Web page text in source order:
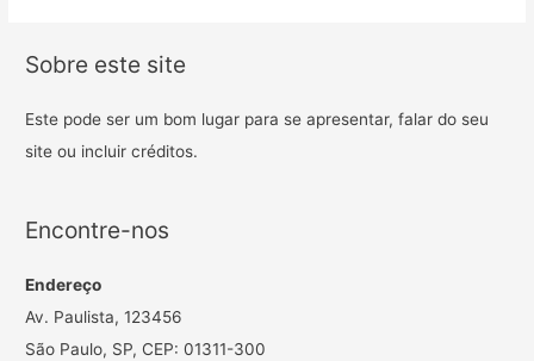
Sobre este site
Este pode ser um bom lugar para se apresentar, falar do seu
site ou incluir créditos.
Encontre-nos
Endereço
Av. Paulista, 123456
São Paulo, SP, CEP: 01311-300